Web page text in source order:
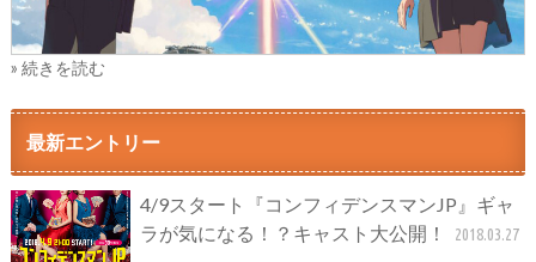
» 続きを読む
最新エントリー
4/9スタート『コンフィデンスマンJP』ギャ
ラが気になる！？キャスト大公開！
2018.03.27